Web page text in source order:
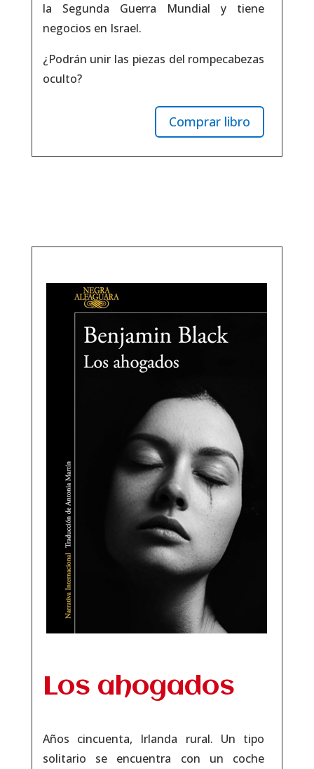
la Segunda Guerra Mundial y tiene
negocios en Israel.
¿Podrán unir las piezas del rompecabezas
oculto?
Comprar libro
Los ahogados
Años cincuenta, Irlanda rural. Un tipo
solitario se encuentra con un coche